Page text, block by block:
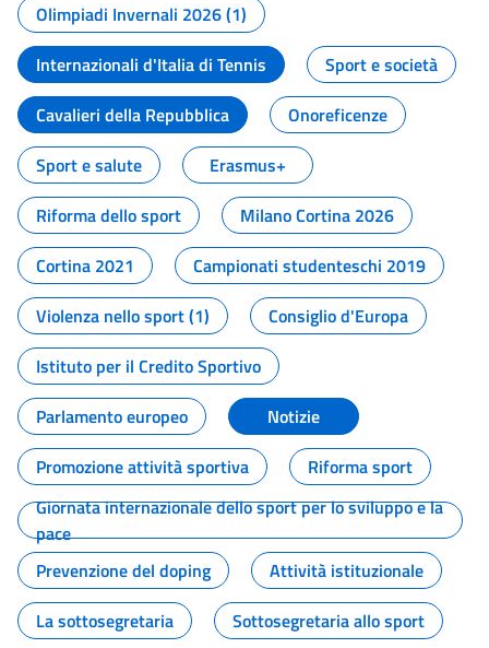
Olimpiadi Invernali 2026 (1)
Internazionali d'Italia di Tennis
Sport e società
Cavalieri della Repubblica
Onoreficenze
Sport e salute
Erasmus+
Riforma dello sport
Milano Cortina 2026
Cortina 2021
Campionati studenteschi 2019
Violenza nello sport (1)
Consiglio d'Europa
Istituto per il Credito Sportivo
Parlamento europeo
Notizie
Promozione attività sportiva
Riforma sport
Giornata internazionale dello sport per lo sviluppo e la
pace
Prevenzione del doping
Attività istituzionale
La sottosegretaria
Sottosegretaria allo sport